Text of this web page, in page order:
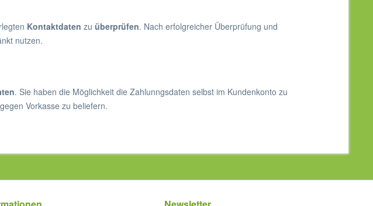
Kontaktdaten zu überprüfen. Nach erfolgreicher Überprüfung und
nutzen.
. Sie haben die Möglichkeit die Zahlunngsdaten selbst im Kundenkonto zu
Vorkasse zu beliefern.